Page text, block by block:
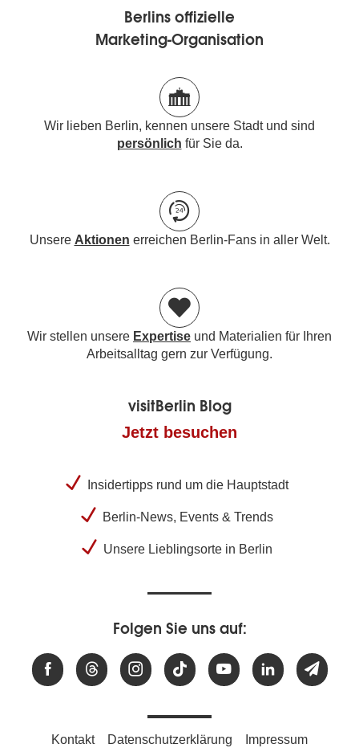
Berlins offizielle
Marketing-Organisation
Wir lieben Berlin, kennen unsere Stadt und sind
persönlich für Sie da.
Unsere Aktionen erreichen Berlin-Fans in aller Welt.
Wir stellen unsere Expertise und Materialien für Ihren
Arbeitsalltag gern zur Verfügung.
visitBerlin Blog
Jetzt besuchen
Insidertipps rund um die Hauptstadt
Berlin-News, Events & Trends
Unsere Lieblingsorte in Berlin
Folgen Sie uns auf:
Kontakt Datenschutzerklärung
Impressum